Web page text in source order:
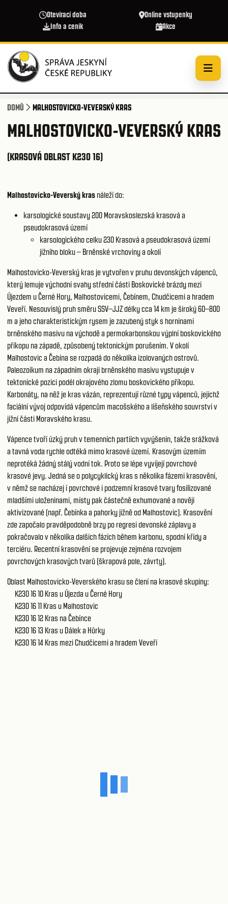
Otevírací doba
Online vstupenky
Info a ceník
Akce
DOMŮ MALHOSTOVICKO-VEVERSKÝ KRAS
MALHOSTOVICKO-VEVERSKÝ KRAS
(KRASOVÁ OBLAST K230 16)
Malhostovicko-Veverský kras náleží do:
karsologické soustavy 200 Moravskoslezská krasová a
pseudokrasová území
karsologického celku 230 Krasová a pseudokrasová území
jižního bloku – Brněnské vrchoviny a okolí
Malhostovicko-Veverský kras je vytvořen v pruhu devonských vápenců,
který lemuje východní svahy střední části Boskovické brázdy mezi
Újezdem u Černé Hory, Malhostovicemi, Čebínem, Chudčicemi a hradem
Veveří. Nesouvislý pruh směru SSV–JJZ délky cca 14 km je široký 60–800
m a jeho charakteristickým rysem je zazubený styk s horninami
brněnského masivu na východě a permokarbonskou výplní boskovického
příkopu na západě, způsobený tektonickým porušením. V okolí
Malhostovic a Čebína se rozpadá do několika izolovaných ostrovů.
Paleozoikum na západním okraji brněnského masivu vystupuje v
tektonické pozici podél okrajového zlomu boskovického příkopu.
Karbonáty, na něž je kras vázán, reprezentují různé typy vápenců, jejichž
faciální vývoj odpovídá vápencům macošského a líšeňského souvrství v
jižní části Moravského krasu.
Vápence tvoří úzký pruh v temenních partiích vyvýšenin, takže srážková
a tavná voda rychle odtéká mimo krasové území. Krasovým územím
neprotéká žádný stálý vodní tok. Proto se lépe vyvíjejí povrchové
krasové jevy. Jedná se o polycyklický kras s několika fázemi krasovění,
v němž se nacházej í povrchové i podzemní krasové tvary fosiIizované
mladšími uloženinami, místy pak částečně exhumované a nověji
aktivizované (např. Čebínka a pahorky jižně od Malhostovic). Krasovění
zde započalo pravděpodobně brzy po regresi devonské záplavy a
pokračovalo v několika dalších fázích během karbonu, spodní křídy a
terciéru. Recentní krasovění se projevuje zejména rozvojem
povrchových krasových tvarů (škrapová pole, závrty).
Oblast Malhostovicko-Veverského krasu se člení na krasové skupiny:
K230 16 10 Kras u Újezda u Černé Hory
K230 16 11 Kras u Malhostovic
K230 16 12 Kras na Čebínce
K230 16 13 Kras u Dálek a Hůrky
K230 16 14 Kras mezi Chudčicemi a hradem Veveří